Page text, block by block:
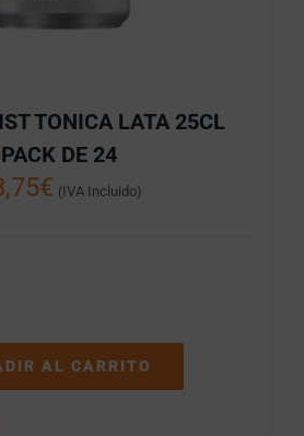
TONICA LATA 25CL
PACK DE 24
€ (IVA Incluido)
AL CARRITO